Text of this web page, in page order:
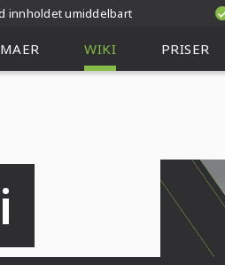
innholdet umiddelbart
WIKI PRISER